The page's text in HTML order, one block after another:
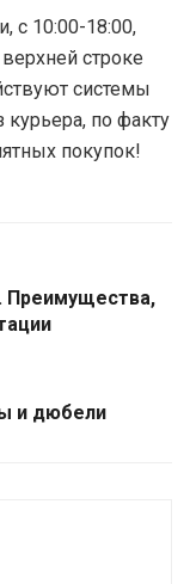
с 10:00-18:00,
строке
системы
курьера, по факту
покупок!
Преимущества,
и дюбели